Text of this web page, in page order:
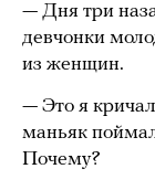
— Дня три
девчонки
из женщин.
— Это я
маньяк
Почему?